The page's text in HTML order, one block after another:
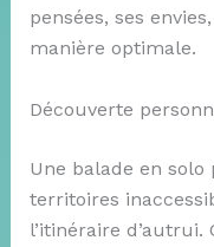
pensées, ses
manière optimale.
Découverte
Une balade en solo
territoires
l’itinéraire